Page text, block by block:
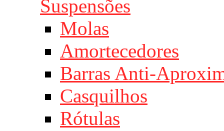
Suspensões
Molas
Amortecedores
Barras Anti-
Casquilhos
Rótulas